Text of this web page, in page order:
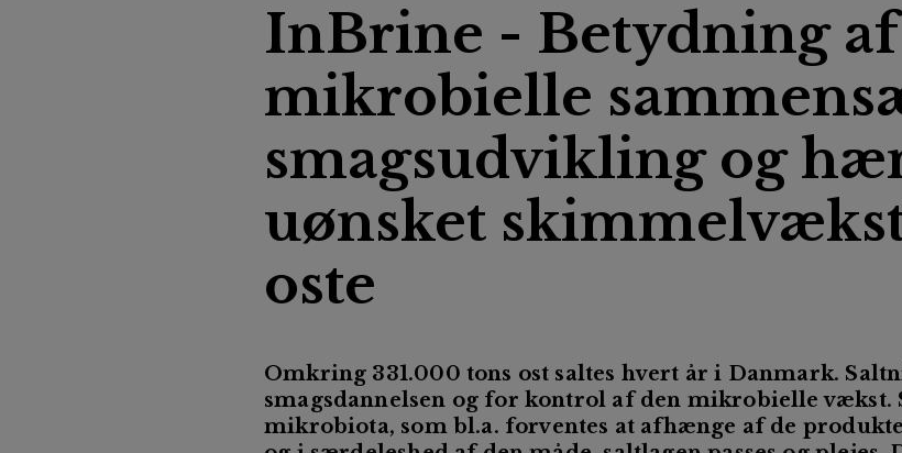
InBrine - Betydning af
mikrobielle
smagsudvikling og
uønsket
oste
Omkring 331.000 tons ost saltes hvert år i Danmark.
smagsdannelsen og for kontrol af den mikrobielle vækst.
mikrobiota, som bl.a. forventes at afhænge af de